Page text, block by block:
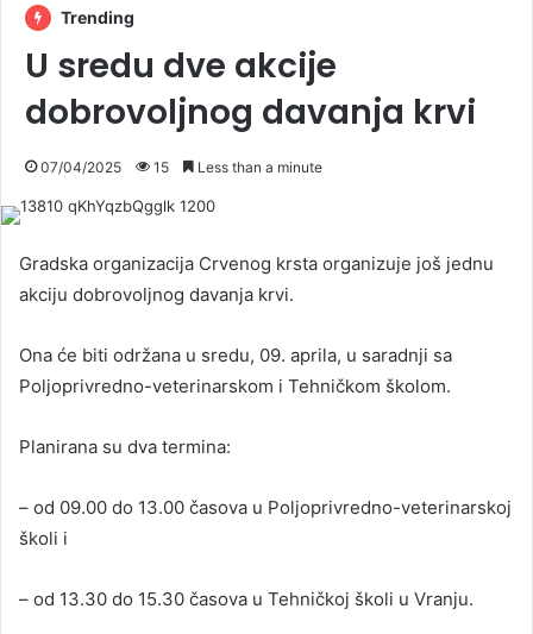
Trending
U sredu dve akcije
dobrovoljnog davanja krvi
07/04/2025 15 Less than a minute
Gradska organizacija Crvenog krsta organizuje još jednu
akciju dobrovoljnog davanja krvi.
Ona će biti održana u sredu, 09. aprila, u saradnji sa
Poljoprivredno-veterinarskom i Tehničkom školom.
Planirana su dva termina:
– od 09.00 do 13.00 časova u Poljoprivredno-veterinarskoj
školi i
– od 13.30 do 15.30 časova u Tehničkoj školi u Vranju.